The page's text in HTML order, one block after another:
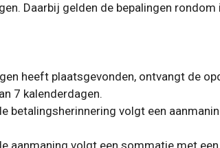
Daarbij gelden de bepalingen rondom
heeft plaatsgevonden, ontvangt de
7 kalenderdagen.
betalingsherinnering volgt een
aanmaning volgt een sommatie met